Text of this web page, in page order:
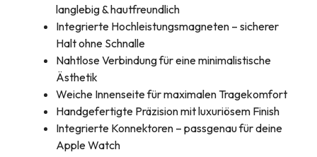
langlebig & hautfreundlich
Integrierte Hochleistungsmagneten – sicherer
Halt ohne Schnalle
Nahtlose Verbindung für eine minimalistische
Ästhetik
Weiche Innenseite für maximalen Tragekomfort
Handgefertigte Präzision mit luxuriösem Finish
Integrierte Konnektoren – passgenau für deine
Apple Watch